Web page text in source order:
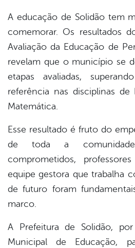
A educação de Solidão tem
comemorar. Os resultados
Avaliação da Educação de
revelam que o município se
etapas avaliadas,
referência nas disciplinas de
Matemática.
Esse resultado é fruto do
de toda a
comprometidos,
equipe gestora que trabalha
de futuro foram
marco.
A Prefeitura de Solidão,
Municipal de Educação,